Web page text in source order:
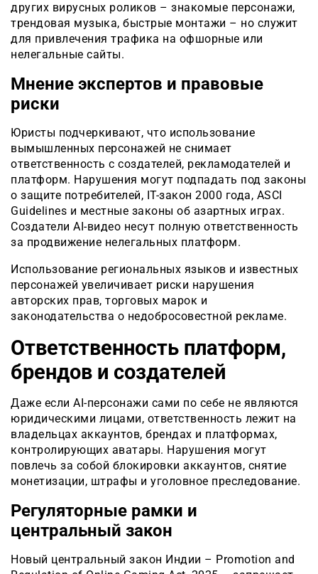
других вирусных роликов – знакомые персонажи,
трендовая музыка, быстрые монтажи – но служит
для привлечения трафика на офшорные или
нелегальные сайты.
Мнение экспертов и правовые
риски
Юристы подчеркивают, что использование
вымышленных персонажей не снимает
ответственность с создателей, рекламодателей и
платформ. Нарушения могут подпадать под законы
о защите потребителей, IT-закон 2000 года, ASCI
Guidelines и местные законы об азартных играх.
Создатели AI-видео несут полную ответственность
за продвижение нелегальных платформ.
Использование региональных языков и известных
персонажей увеличивает риски нарушения
авторских прав, торговых марок и
законодательства о недобросовестной рекламе.
Ответственность платформ,
брендов и создателей
Даже если AI-персонажи сами по себе не являются
юридическими лицами, ответственность лежит на
владельцах аккаунтов, брендах и платформах,
контролирующих аватары. Нарушения могут
повлечь за собой блокировки аккаунтов, снятие
монетизации, штрафы и уголовное преследование.
Регуляторные рамки и
центральный закон
Новый центральный закон Индии – Promotion and